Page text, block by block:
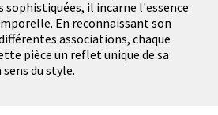
sophistiquées, il incarne l'essence
En reconnaissant son
associations, chaque
pièce un reflet unique de sa
du style.